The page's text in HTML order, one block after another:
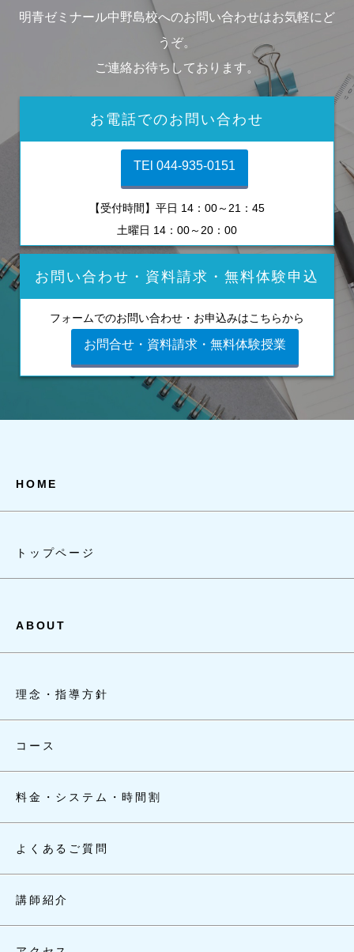
明青ゼミナール中野島校へのお問い合わせはお気軽にど
うぞ。
ご連絡お待ちしております。
お電話でのお問い合わせ
TEl 044-935-0151
【受付時間】平日 14：00～21：45
土曜日 14：00～20：00
お問い合わせ・資料請求・無料体験申込
フォームでのお問い合わせ・お申込みはこちらから
お問合せ・資料請求・無料体験授業
HOME
トップページ
ABOUT
理念・指導方針
コース
料金・システム・時間割
よくあるご質問
講師紹介